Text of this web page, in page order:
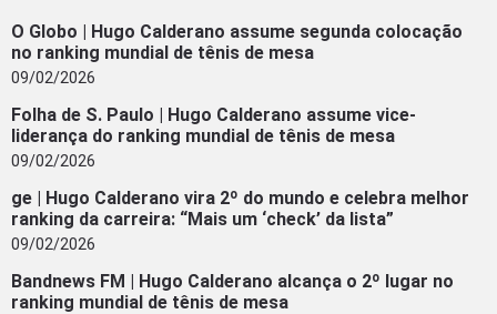
O Globo | Hugo Calderano assume segunda colocação
no ranking mundial de tênis de mesa
09/02/2026
Folha de S. Paulo | Hugo Calderano assume vice-
liderança do ranking mundial de tênis de mesa
09/02/2026
ge | Hugo Calderano vira 2º do mundo e celebra melhor
ranking da carreira: “Mais um ‘check’ da lista”
09/02/2026
Bandnews FM | Hugo Calderano alcança o 2º lugar no
ranking mundial de tênis de mesa